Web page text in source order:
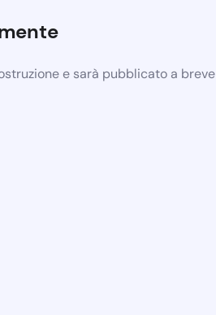
e sarà pubblicato a breve